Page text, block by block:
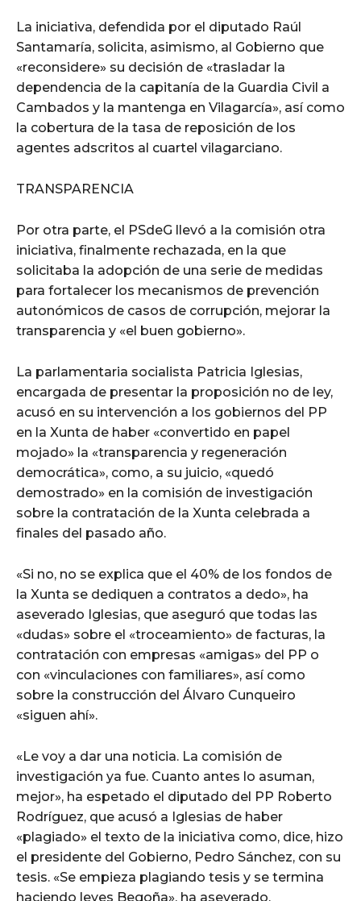
La iniciativa, defendida por el diputado Raúl
Santamaría, solicita, asimismo, al Gobierno que
«reconsidere» su decisión de «trasladar la
dependencia de la capitanía de la Guardia Civil a
Cambados y la mantenga en Vilagarcía», así como
la cobertura de la tasa de reposición de los
agentes adscritos al cuartel vilagarciano.
TRANSPARENCIA
Por otra parte, el PSdeG llevó a la comisión otra
iniciativa, finalmente rechazada, en la que
solicitaba la adopción de una serie de medidas
para fortalecer los mecanismos de prevención
autonómicos de casos de corrupción, mejorar la
transparencia y «el buen gobierno».
La parlamentaria socialista Patricia Iglesias,
encargada de presentar la proposición no de ley,
acusó en su intervención a los gobiernos del PP
en la Xunta de haber «convertido en papel
mojado» la «transparencia y regeneración
democrática», como, a su juicio, «quedó
demostrado» en la comisión de investigación
sobre la contratación de la Xunta celebrada a
finales del pasado año.
«Si no, no se explica que el 40% de los fondos de
la Xunta se dediquen a contratos a dedo», ha
aseverado Iglesias, que aseguró que todas las
«dudas» sobre el «troceamiento» de facturas, la
contratación con empresas «amigas» del PP o
con «vinculaciones con familiares», así como
sobre la construcción del Álvaro Cunqueiro
«siguen ahí».
«Le voy a dar una noticia. La comisión de
investigación ya fue. Cuanto antes lo asuman,
mejor», ha espetado el diputado del PP Roberto
Rodríguez, que acusó a Iglesias de haber
«plagiado» el texto de la iniciativa como, dice, hizo
el presidente del Gobierno, Pedro Sánchez, con su
tesis. «Se empieza plagiando tesis y se termina
haciendo leyes Begoña», ha aseverado.